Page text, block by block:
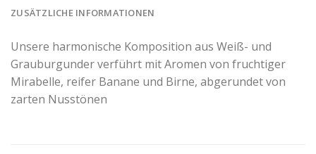
ZUSÄTZLICHE INFORMATIONEN
Unsere harmonische Komposition aus Weiß- und
Grauburgunder verführt mit Aromen von fruchtiger
Mirabelle, reifer Banane und Birne, abgerundet von
zarten Nusstönen